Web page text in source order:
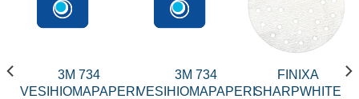
3M 734
VESIHIOMAPAPERI
3M 734
VESIHIOMAPAPERI
FINIXA
SHARPWHITE